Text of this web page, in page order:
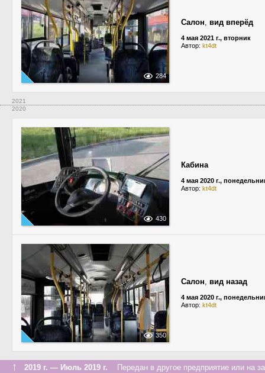
284
Салон, вид вперёд
4 мая 2021 г., вторник
Автор: kt4dt
2021
2020
430
Кабина
4 мая 2020 г.,
Автор: kt4dt
350
Салон, вид назад
4 мая 2020 г.,
Автор: kt4dt
↑ 2019 г. — Июль 2019 г. Передан в другое предприятие или на